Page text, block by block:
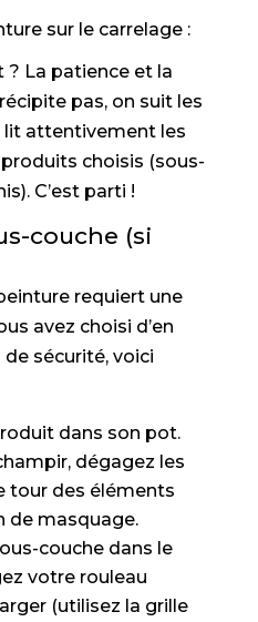
sur le carrelage :
? La patience et la
pas, on suit les
lit attentivement les
choisis (sous-
C’est parti !
couche (si
requiert une
avez choisi d’en
sécurité, voici
dans son pot.
dégagez les
tour des éléments
de masquage.
couche dans le
votre rouleau
(utilisez la grille